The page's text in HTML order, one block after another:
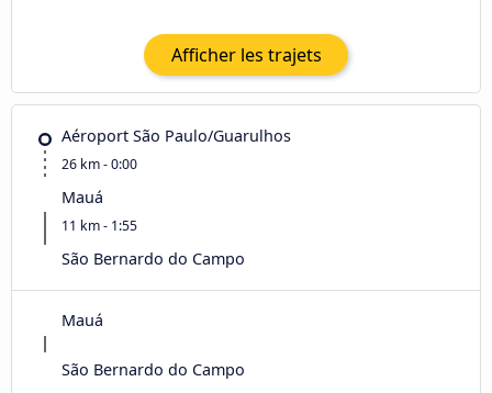
Afficher les trajets
Aéroport São Paulo/Guarulhos
26 km - 0:00
Mauá
11 km - 1:55
São Bernardo do Campo
Mauá
São Bernardo do Campo